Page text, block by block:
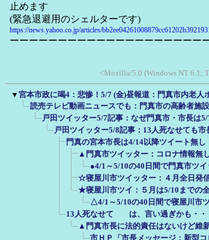
止めます
(緊急退避用のシェルターです)
https://news.yahoo.co.jp/articles/
ーーーーーーーーーーーーーーーーーーーー
<Mozilla/5.0 (Windows NT 6.1;
▼ 宮本市政に喝4：悲惨！5/7 (金)昼報道：門真市内老人
読売テレビ動画ニュースでも：門真市の高齢者施
戸田ツイッター5/7記事：なぜ門真市・市長は
戸田ツイッター5/8記事：13人死なせても
門真の宮本市長は4/14以降ツイート無
▲門真市ツイッター：コロナ情報無
●4/1～5/10の40日間で門真市ツ
☆寝屋川市ツイッター：４月全日発
★寝屋川市ツイ：５月は5/10までの
△4/1～5/10の40日間で寝屋川市
13人死なせて は、言い過ぎかも・・
▲門真市長に法的責任はないけど維
市ＨＰ「市長メッセージ：新型